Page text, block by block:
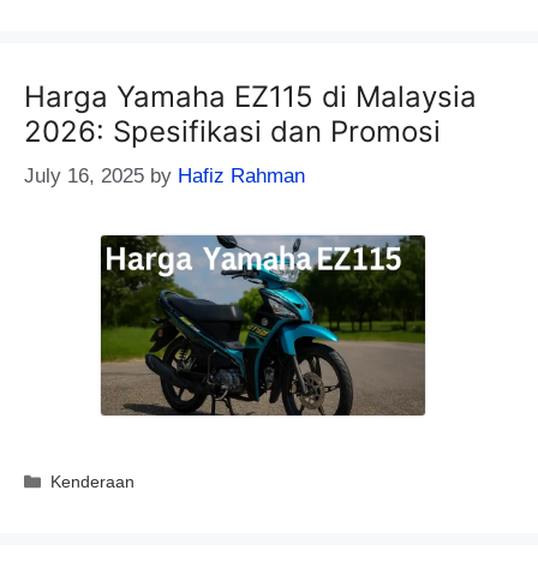
Harga Yamaha EZ115 di Malaysia
2026: Spesifikasi dan Promosi
July 16, 2025 by Hafiz Rahman
Categories
Kenderaan